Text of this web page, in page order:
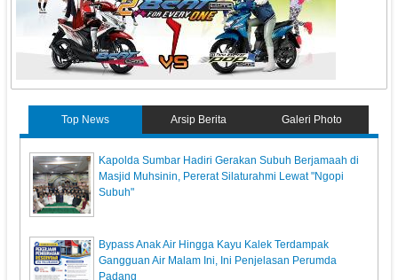
Top News Arsip Berita Galeri Photo
Kapolda Sumbar Hadiri Gerakan Subuh Berjamaah di
Masjid Muhsinin, Pererat Silaturahmi Lewat "Ngopi
Subuh"
Bypass Anak Air Hingga Kayu Kalek Terdampak
Gangguan Air Malam Ini, Ini Penjelasan Perumda
Padang